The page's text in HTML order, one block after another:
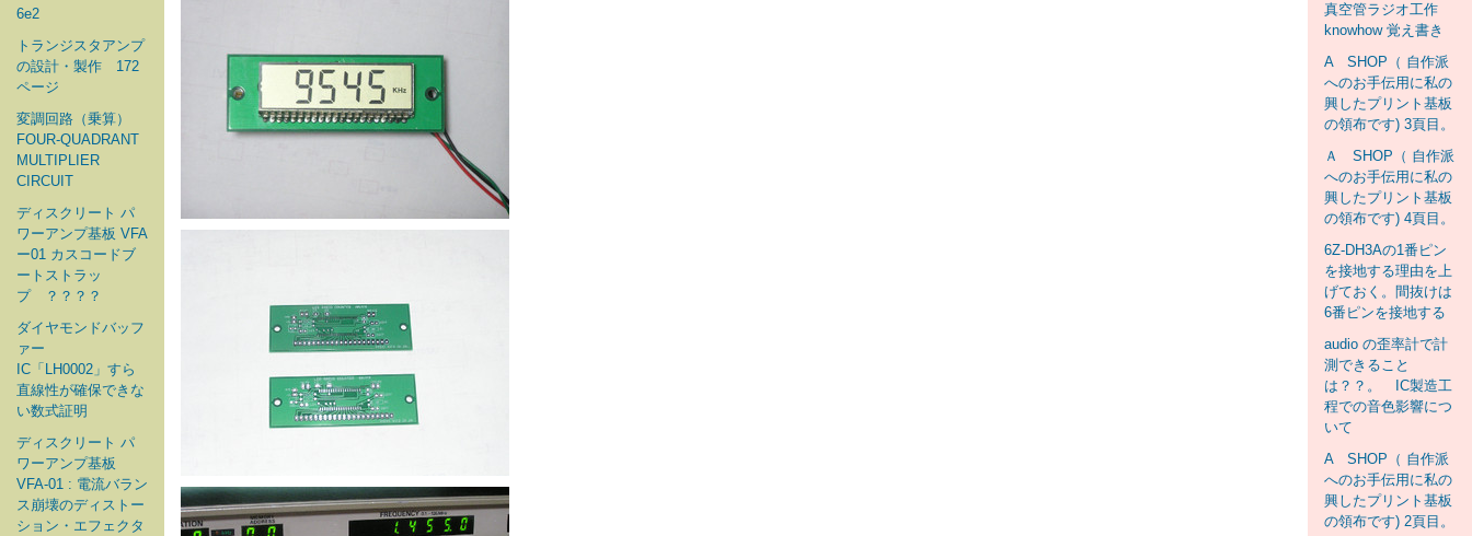
6e2
トランジスタアンプ
の設計・製作 172
ページ
変調回路（乗算）
FOUR-QUADRANT
MULTIPLIER
CIRCUIT
ディスクリート パ
ワーアンプ基板 VFA
ー01 カスコードブ
ートストラッ
プ ？？？？
ダイヤモンドバッフ
ァー
IC「LH0002」すら
直線性が確保できな
い数式証明
ディスクリート パ
ワーアンプ基板
VFA-01 : 電流バラン
ス崩壊のディストー
ション・エフェクタ
真空管ラジオ工作
knowhow 覚え書き
A SHOP（ 自作派
へのお手伝用に私の
興したプリント基板
の領布です) 3頁目。
Ａ SHOP（ 自作派
へのお手伝用に私の
興したプリント基板
の領布です) 4頁目。
6Z-DH3Aの1番ピン
を接地する理由を上
げておく。間抜けは
6番ピンを接地する
audio の歪率計で計
測できること
は？？。 IC製造工
程での音色影響につ
いて
A SHOP（ 自作派
へのお手伝用に私の
興したプリント基板
の領布です) 2頁目。